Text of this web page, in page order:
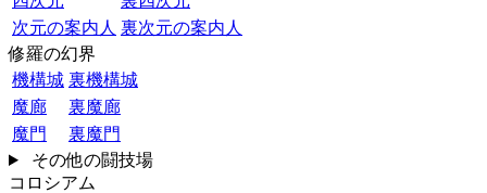
次元の案内人 裏次元の案内人
修羅の幻界
機構城 裏機構城
魔廊
裏魔廊
魔門
裏魔門
その他の闘技場
コロシアム